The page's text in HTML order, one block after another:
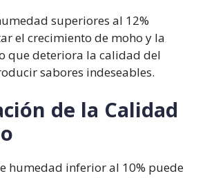
superiores al 12%
el crecimiento de moho y la
que deteriora la calidad del
sabores indeseables.
de la Calidad
humedad inferior al 10% puede